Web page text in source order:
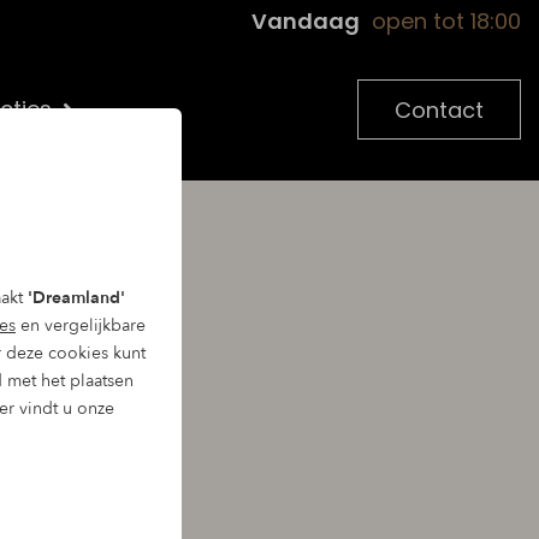
'Dreamland'
en vergelijkbare
cookies kunt
het plaatsen
vindt u onze
Vandaag open tot 18:00
Contact
uit 2
je de